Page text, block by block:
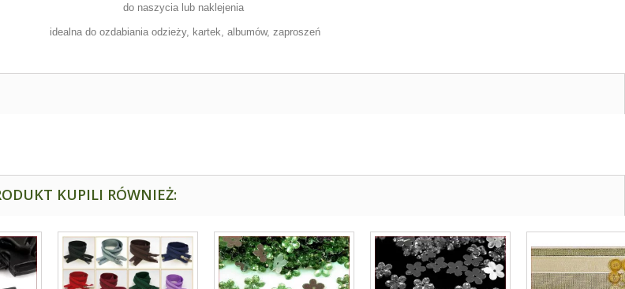
do naszycia lub naklejenia
idealna do ozdabiania odzieży, kartek, albumów, zaproszeń
KUPILI RÓWNIEŻ: